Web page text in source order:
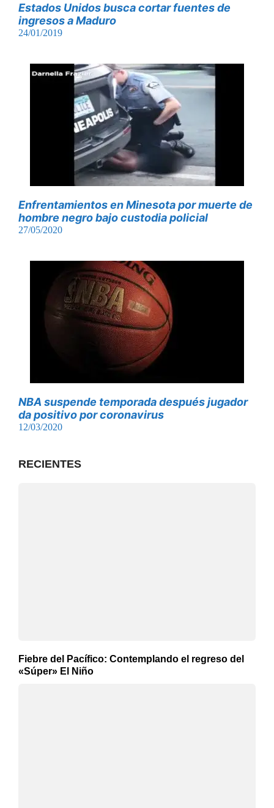
Estados Unidos busca cortar fuentes de
ingresos a Maduro
24/01/2019
Enfrentamientos en Minesota por muerte de
hombre negro bajo custodia policial
27/05/2020
NBA suspende temporada después jugador
da positivo por coronavirus
12/03/2020
RECIENTES
Fiebre del Pacífico: Contemplando el regreso del
«Súper» El Niño